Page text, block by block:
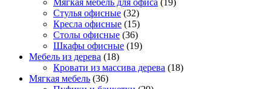
Мягкая мебель для офиса (19)
Стулья офисные (32)
Кресла офисные (15)
Столы офисные (36)
Шкафы офисные (19)
Мебель из дерева (18)
Кровати из массива дерева (18)
Мягкая мебель (36)